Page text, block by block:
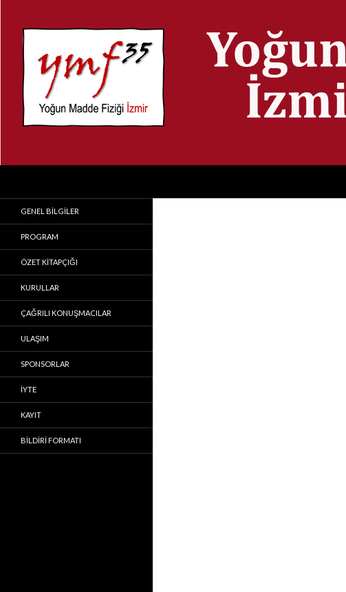
GENEL BILGILER
PROGRAM
ÖZET KITAPÇIĞI
KURULLAR
ÇAĞRILI KONUŞMACILAR
ULAŞIM
SPONSORLAR
İYTE
KAYIT
BILDIRI FORMATI